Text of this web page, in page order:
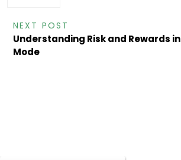
NEXT POST
Understanding Risk and Rewards in
Mode